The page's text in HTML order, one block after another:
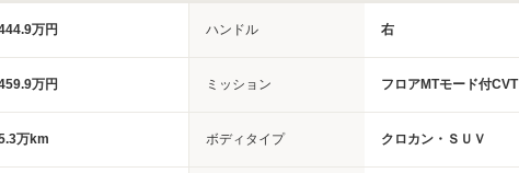
万円 ハンドル 右
万円 ミッション フロアMTモード付CVT
万km ボディタイプ クロカン・ＳＵＶ